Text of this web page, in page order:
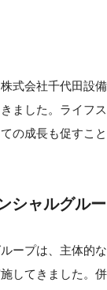
式会社千代田設
ました。ライフ
の成長も促すこ
シャルグル
ープは、主体的
してきました。